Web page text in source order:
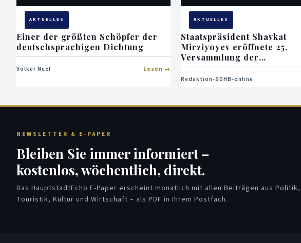
AKTUELLES
Einer der größten Schöpfer der
deutschsprachigen Dichtung
Volker Neef Lesen
AKTUELLES
Staatspräsident Shavkat
Mirziyoyev eröffnete 25.
Versammlung der
Welttourismusorganisation
Redaktion-SDHB-online
NEWSLETTER & E-PAPER
Bleiben Sie immer informiert –
kostenlos, wöchentlich, direkt.
Das HauptstadtEcho E-Paper erscheint monatlich mit allen Beiträgen aus Politik,
Touristik, Kultur und Wirtschaft – als PDF in Ihrem Postfach.